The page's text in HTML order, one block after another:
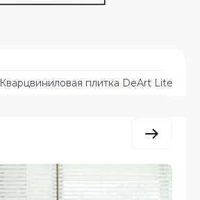
Кварцвиниловая плитка DeArt Lite